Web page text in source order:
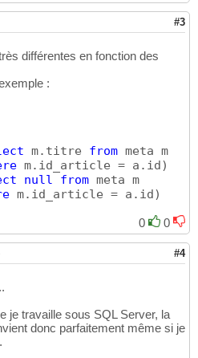
#3
différentes en fonction des
:
m.titre from meta m
m.id_article = a.id )
null from meta m
m.id_article = a.id )
0 0
#4
je travaille sous SQL Server, la
donc parfaitement même si je